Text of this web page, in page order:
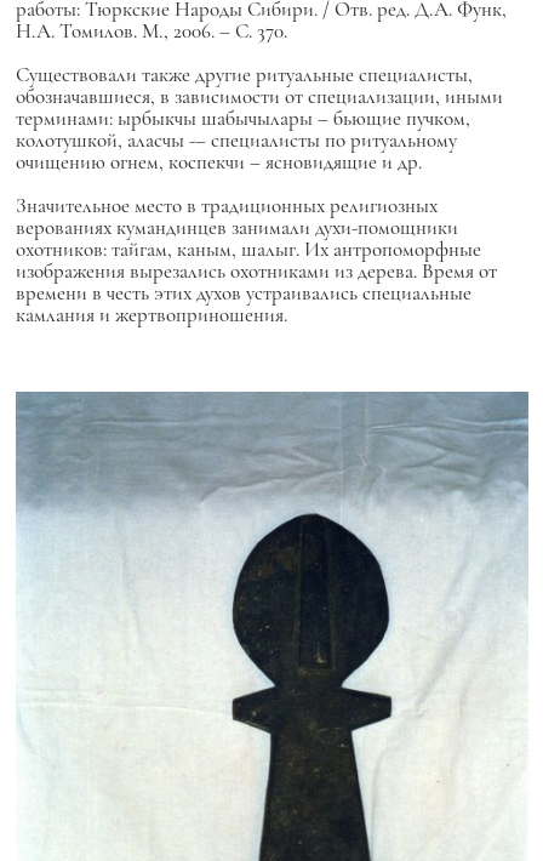
работы: Тюркские Народы Сибири. / Отв. ред. Д.А. Функ,
Н.А. Томилов. М., 2006. – С. 370.
Существовали также другие ритуальные специалисты,
обозначавшиеся, в зависимости от специализации, иными
терминами: ырбыкчы шабычылары – бьющие пучком,
колотушкой, аласчы -– специалисты по ритуальному
очищению огнем, коспекчи – ясновидящие и др.
Значительное место в традиционных религиозных
верованиях кумандинцев занимали духи-помощники
охотников: тайгам, каным, шалыг. Их антропоморфные
изображения вырезались охотниками из дерева. Время от
времени в честь этих духов устраивались специальные
камлания и жертвоприношения.